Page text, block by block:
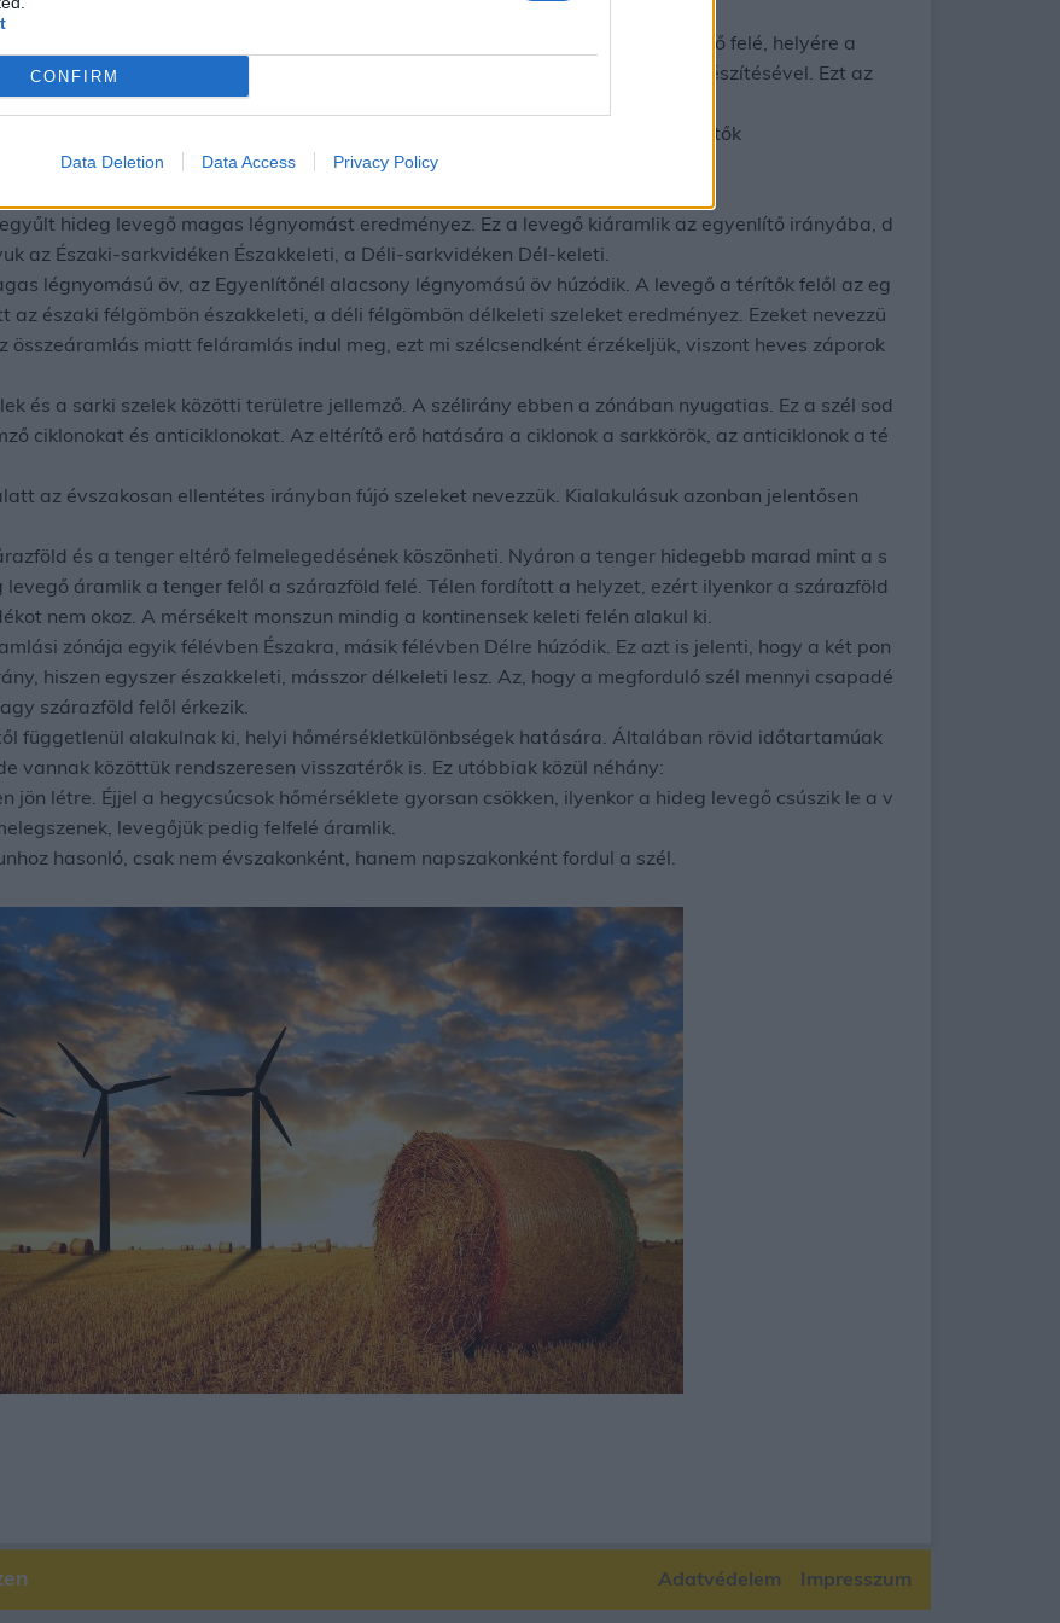
CONFIRM
Data Deletion Data Access Privacy Policy
erő, akkor a sarkvidéki levegő a felszín felett áramlana egyenesen az Egyenlítő felé, helyére a
a sarkvidékekre és akkor aztán bajban lennénk az időjárás előrejelzések elkészítésével. Ezt az
létrehozva az általános légkörzést.
ki, a legmelegebb és a leghidegebb területek között. Ezek a Földön: – térítők
óra.
hideg levegő magas légnyomást eredményez. Ez a levegő kiáramlik az egyenlítő irányába, d
az Északi-sarkvidéken Északkeleti, a Déli-sarkvidéken Dél-keleti.
légnyomású öv, az Egyenlítőnél alacsony légnyomású öv húzódik. A levegő a térítők felől az eg
északi félgömbön északkeleti, a déli félgömbön délkeleti szeleket eredményez. Ezeket nevezzü
összeáramlás miatt feláramlás indul meg, ezt mi szélcsendként érzékeljük, viszont heves záporok
és a sarki szelek közötti területre jellemző. A szélirány ebben a zónában nyugatias. Ez a szél sod
ciklonokat és anticiklonokat. Az eltérítő erő hatására a ciklonok a sarkkörök, az anticiklonok a té
az évszakosan ellentétes irányban fújó szeleket nevezzük. Kialakulásuk azonban jelentősen
és a tenger eltérő felmelegedésének köszönheti. Nyáron a tenger hidegebb marad mint a s
áramlik a tenger felől a szárazföld felé. Télen fordított a helyzet, ezért ilyenkor a szárazföld
nem okoz. A mérsékelt monszun mindig a kontinensek keleti felén alakul ki.
zónája egyik félévben Északra, másik félévben Délre húzódik. Ez azt is jelenti, hogy a két pon
hiszen egyszer északkeleti, másszor délkeleti lesz. Az, hogy a megforduló szél mennyi csapadé
szárazföld felől érkezik.
függetlenül alakulnak ki, helyi hőmérsékletkülönbségek hatására. Általában rövid időtartamúak
vannak közöttük rendszeresen visszatérők is. Ez utóbbiak közül néhány:
jön létre. Éjjel a hegycsúcsok hőmérséklete gyorsan csökken, ilyenkor a hideg levegő csúszik le a v
levegőjük pedig felfelé áramlik.
hasonló, csak nem évszakonként, hanem napszakonként fordul a szél.
Adatvédelem Impresszum